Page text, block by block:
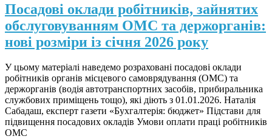
Посадові оклади робітників, зайнятих
обслуговуванням ОМС та держорганів:
нові розміри із січня 2026 року
У цьому матеріалі наведемо розраховані посадові оклади
робітників органів місцевого самоврядування (ОМС) та
держорганів (водія автотранспортних засобів, прибиральника
службових приміщень тощо), які діють з 01.01.2026. Наталія
Сабадаш, експерт газети «Бухгалтерія: бюджет» Підстави для
підвищення посадових окладів Умови оплати праці робітників
ОМС